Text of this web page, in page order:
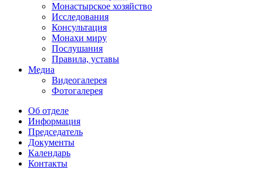
Монастырское хозяйство
Исследования
Консультация
Монахи миру
Послушания
Правила, уставы
Медиа
Видеогалерея
Фотогалерея
Об отделе
Информация
Председатель
Документы
Календарь
Контакты